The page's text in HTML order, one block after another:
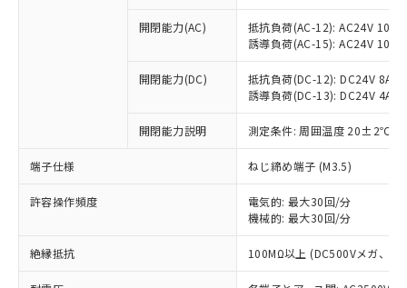
開閉能力(AC)
抵抗負荷(AC-12): AC24V 10A/
誘導負荷(AC-15): AC24V
開閉能力(DC)
抵抗負荷(DC-12): DC24V 8A/
誘導負荷(DC-13): DC24V 4A/
開閉能力説明 測定条件: 周囲温度 20±2℃、
端子仕様 ねじ締め端子 (M3.5)
許容操作頻度
電気的: 最大30回/分
機械的: 最大30回/分
絶縁抵抗 100MΩ以上 (DC500Vメガ、点
以下の条件をお読みいただき、同意のうえ
本サービスは、当社制御機器事業取扱
商品の当社在庫状況および標準価格
(税抜)を提供させていただくもので
本サービスの対象外となる商品もある
ことをご了承ください。
在庫状況および標準価格照会結果は、
記載している更新日時点での社内デー
タに基づき作成されるものであり、閲
覧された時点での実際の在庫および標
対応予定なし：EU RoHS指令（10物質）の
非含有に非対応の商品で、対応品を出す予
調査・確認中：EU RoHS指令（10物質）の
非含有の対応状況を調査中または確認中の
非該当品：ライセンス料など無形物で、有
害物質有無と関係のない商品です。
仕入先様の事情により、非含有部品として
いたものが、含有品と判明した場合などや
むを得ず変更することがあります。
鉛(Pb) 1000ppm以下、 水銀(Hg) 1000ppm以下、 カド
六価クロム(Cr(Ⅵ)) 1000ppm以下、ポリ臭化ビフェニル
※1 中国RoHS○×表
「○」：最大均質材料含有率が中国RoHSの
基準値以下であることを示します。
「×」：最大均質材料含有率が中国RoHSの
基準値を超えていることを示します。
「－」：未確認です。当社販売部門へお問
*中国RoHS10物質の基準値 (GB/T26572)：
Pb(鉛) :1000ppm、 Hg(水銀) : 1000ppm、 Cd(カドミウ
当社は、これら貴社製品のうち、外国
為替および外国貿易法に定める商品
（以下｢規制貨物等」という）を輸出
または国外への提供する場合は、日本
国政府の輸出許可(または役務取引許
可)を取得するなどの必要な手続きを